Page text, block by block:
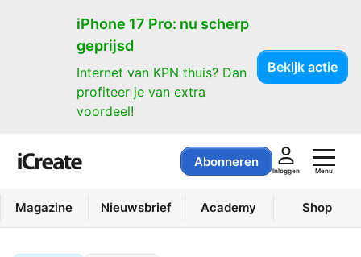
iPhone 17 Pro: nu scherp
geprijsd
Internet van KPN thuis? Dan
profiteer je van extra
voordeel!
Bekijk actie
Abonneren
Inloggen Menu
Magazine Nieuwsbrief Academy Shop